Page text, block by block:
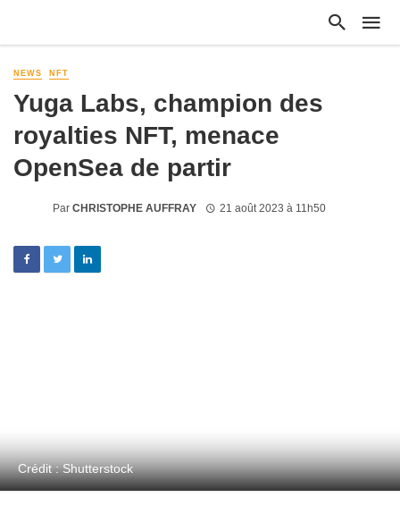
NEWS NFT
Yuga Labs, champion des
royalties NFT, menace
OpenSea de partir
Par CHRISTOPHE AUFFRAY 21 août 2023 à 11h50
Crédit : Shutterstock